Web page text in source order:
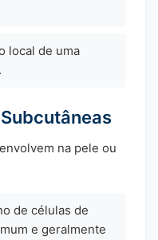
local de uma
na pele ou
de células de
e geralmente